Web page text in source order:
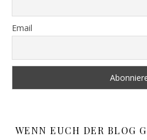
Email
WENN EUCH DER BLOG